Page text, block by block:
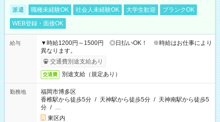
派遣 職種未経験OK 社会人未経験OK 大学生歓迎
ブランクOK
WEB登録・面接OK
給与
▼時給1200円～1500円 ◎日払いOK！ ※時給はお仕事により
異なります。
交通費別途支給あり
交通費 別途支給（規定あり）
勤務地
福岡市博多区
香椎駅から徒歩5分 / 天神駅から徒歩5分 / 天神南駅から徒歩5
分 / …
東区内